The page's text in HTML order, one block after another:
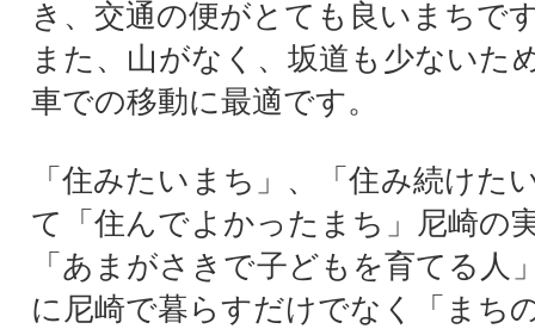
き、交通の便がとても良いまちで
また、山がなく、坂道も少ないた
車での移動に最適です。
「住みたいまち」、「住み続けた
て「住んでよかったまち」尼崎の
「あまがさきで子どもを育てる人
に尼崎で暮らすだけでなく「まち